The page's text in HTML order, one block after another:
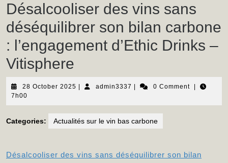
Désalcooliser des vins sans
déséquilibrer son bilan carbone
: l’engagement d’Ethic Drinks –
Vitisphere
28 October 2025 28
2025
admin3337 admin33370 Comment
7h00
Categories: Actualités sur le vin bas carbone
Désalcooliser des vins sans déséquilibrer son bilan